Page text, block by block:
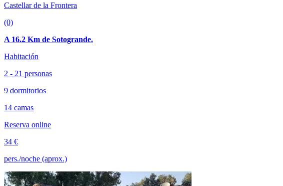
Castellar de la Frontera
(0)
A 16.2 Km de Sotogrande.
Habitación
2 - 21 personas
9 dormitorios
14 camas
Reserva online
34 €
pers./noche (aprox.)